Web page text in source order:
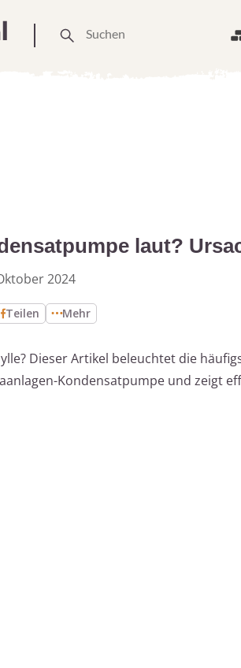
laut?
2024
Teilen Mehr
Dieser Artikel beleuchtet die
Kondensatpumpe und zeigt